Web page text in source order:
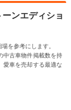
ンエディショ
を参考にします。
中古車物件掲載数を持
愛車を売却する最適な